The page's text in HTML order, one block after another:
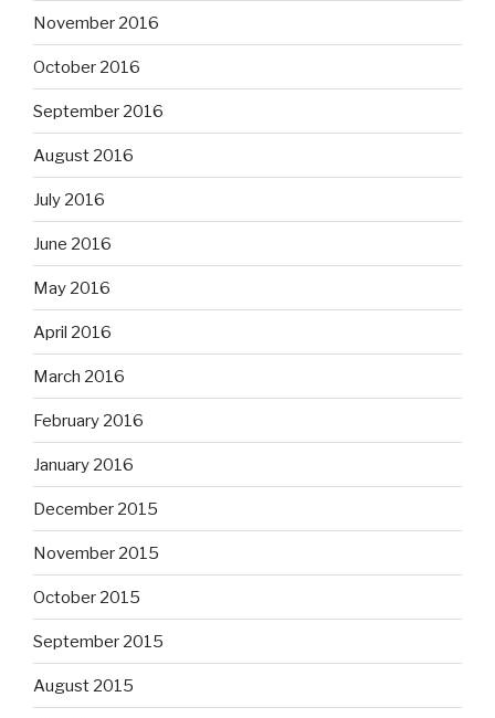
November 2016
October 2016
September 2016
August 2016
July 2016
June 2016
May 2016
April 2016
March 2016
February 2016
January 2016
December 2015
November 2015
October 2015
September 2015
August 2015